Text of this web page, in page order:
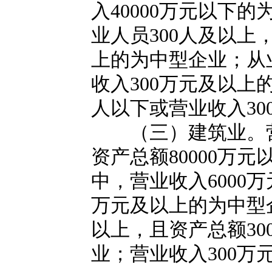
入40000万元以下的
业人员300人及以上
上的为中型企业；
收入300万元及以上
人以下或营业收入
（三）建筑业。
资产总额80000万元
中，营业收入6000
万元及以上的为中
以上，且资产总额
业；营业收入300万